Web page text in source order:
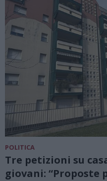
POLITICA
Tre petizioni su
giovani: